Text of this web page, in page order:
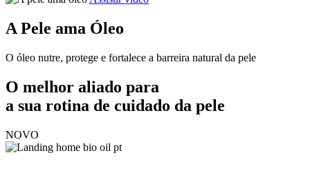
A Pele ama Óleo
O óleo nutre, protege e fortalece a barreira natural da pele
O melhor aliado para
a sua rotina de cuidado da pele
NOVO